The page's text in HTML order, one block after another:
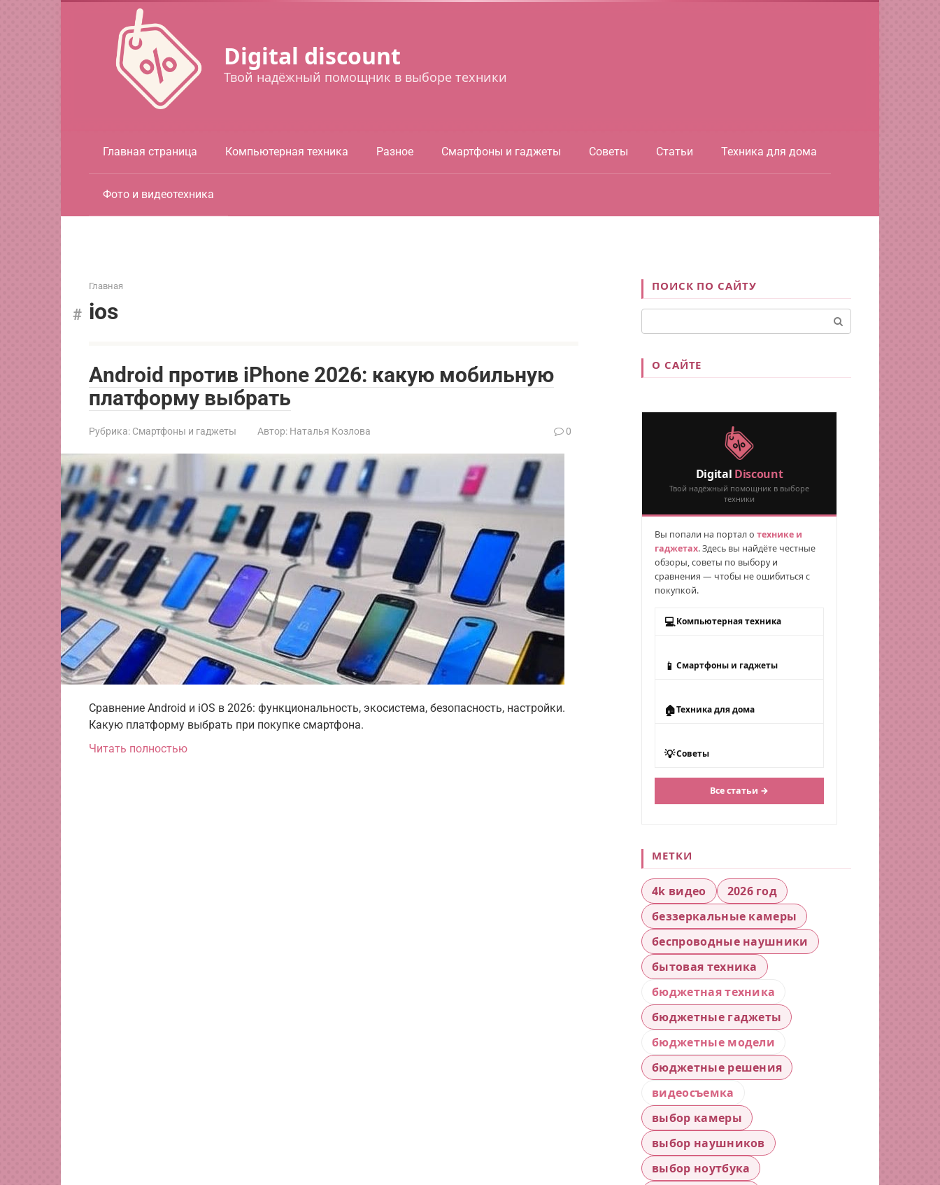
Digital discount
Твой надёжный помощник в выборе техники
Главная страница Компьютерная техника Разное Смартфоны и гаджеты Советы Статьи Техника для дома
Фото и видеотехника
Главная
ios
Android против iPhone 2026: какую мобильную
платформу выбрать
Рубрика: Смартфоны и гаджеты Автор: Наталья Козлова 0
Сравнение Android и iOS в 2026: функциональность, экосистема, безопасность, настройки.
Какую платформу выбрать при покупке смартфона.
Читать полностью
ПОИСК ПО САЙТУ
О САЙТЕ
Digital Discount
Твой надёжный помощник в выборе
техники
Вы попали на портал о технике и
гаджетах. Здесь вы найдёте честные
обзоры, советы по выбору и
сравнения — чтобы не ошибиться с
покупкой.
💻 Компьютерная техника
📱 Смартфоны и гаджеты
🏠Техника для дома
💡Советы
Все статьи →
МЕТКИ
4k видео
2026 год
беззеркальные камеры
беспроводные наушники
бытовая техника
бюджетная техника
бюджетные гаджеты
бюджетные модели
бюджетные решения
видеосъемка
выбор камеры
выбор наушников
выбор ноутбука